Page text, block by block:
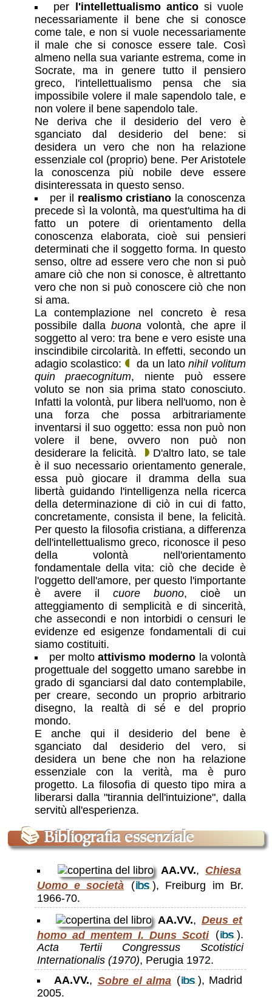
per
l'intellettualismo anticosi vuole
necessariamente il bene che si conosce
come tale, e non si vuole necessariamente
il male che si conosce essere tale. Così
almeno nella sua variante estrema, come in
Socrate, ma in genere tutto il pensiero
greco, l'intellettualismo pensa che sia
impossibile volere il male sapendolo tale, e
non volere il bene sapendolo tale.
Ne deriva che il desiderio del vero è
sganciato dal desiderio del bene: si
desidera un vero che non ha relazione
essenziale col (proprio) bene. Per Aristotele
la conoscenza più nobile deve essere
disinteressata in questo senso.
per il realismo cristiano la conoscenza
precede sì la volontà, ma quest'ultima ha di
fatto un potere di orientamento della
conoscenza elaborata, cioè sui pensieri
determinati che il soggetto forma. In questo
senso, oltre ad essere vero che non si può
amare ciò che non si conosce, è altrettanto
vero che non si può conoscere ciò che non
si ama.
La contemplazione nel concreto è resa
possibile dalla buonavolontà, che apre il
soggetto al vero: tra bene e vero esiste una
inscindibile circolarità. In effetti, secondo un
adagio scolastico:
da un latonihil volitum
quin praecognitum, niente può essere
voluto se non sia prima stato conosciuto.
Infatti la volontà, pur libera nell'uomo, non è
una forza che possa arbitrariamente
inventarsi il suo oggetto: essa non può non
volere il bene, ovvero non può non
desiderare la felicità.
D'altro lato, se tale
è il suo necessario orientamento generale,
essa può giocare il dramma della sua
libertà guidando l'intelligenza nella ricerca
della determinazione di ciò in cui di fatto,
concretamente, consista il bene, la felicità.
Per questo la filosofia cristiana, a differenza
dell'intellettualismo greco, riconosce il peso
della volontà nell'orientamento
fondamentale della vita: ciò che decide è
l'oggetto dell'amore, per questo l'importante
è avere il cuore buono, cioè un
atteggiamento di semplicità e di sincerità,
che assecondi e non intorbidi o censuri le
evidenze ed esigenze fondamentali di cui
siamo costituiti.
per moltoattivismo moderno la volontà
progettuale del soggetto umano sarebbe in
grado di sganciarsi dal dato contemplabile,
per creare, secondo un proprio arbitrario
disegno, la realtà di sé e del proprio
mondo.
E anche qui il desiderio del bene è
sganciato dal desiderio del vero, si
desidera un bene che non ha relazione
essenziale con la verità, ma è puro
progetto. La filosofia di questo tipo mira a
liberarsi dalla "tirannia dell'intuizione", dalla
servitù all'esperienza.
📚 Bibliografia essenziale
AA.VV., Chiesa
Uomo e società
(
), Freiburg im Br.
1966-70.
AA.VV., Deus et
homo ad mentem I. Duns Scoti (
).
Acta Tertii Congressus Scotistici
Internationalis (1970), Perugia 1972.
AA.VV., Sobre el alma (
), Madrid
2005.